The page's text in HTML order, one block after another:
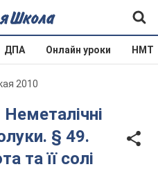
ДПА Онлайн уроки НМТ
2010
§ 49.
та її солі